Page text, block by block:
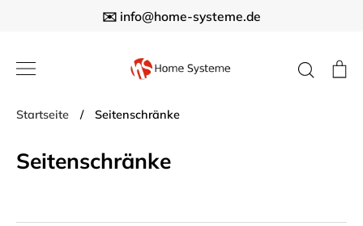
✉️ info@home-systeme.de
Startseite / Seitenschränke
Seitenschränke